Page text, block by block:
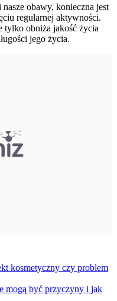
obawy, konieczna jest
regularnej aktywności.
tylko obniża jakość życia
jego życia.
kosmetyczny czy problem
mogą być przyczyny i jak